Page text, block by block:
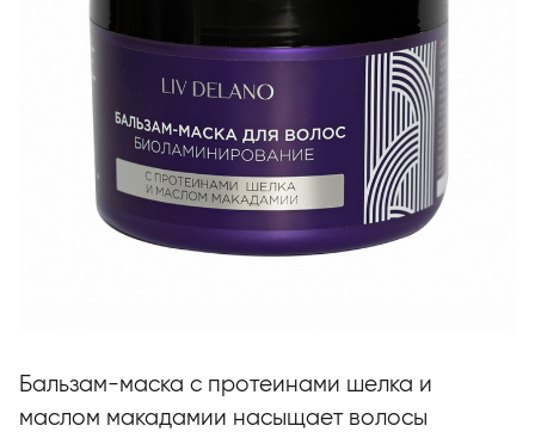
Бальзам-маска с протеинами шелка и
маслом макадамии насыщает волосы